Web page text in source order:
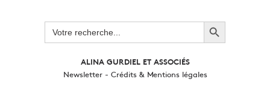
Search
for:
Search Button
ALINA GURDIEL ET ASSOCIÉS
Newsletter- Crédits & Mentions légales